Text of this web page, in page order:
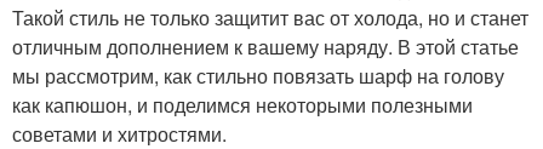
Такой стиль не только защитит вас от холода, но и станет
отличным дополнением к вашему наряду. В этой статье
мы рассмотрим, как стильно повязать шарф на голову
как капюшон, и поделимся некоторыми полезными
советами и хитростями.